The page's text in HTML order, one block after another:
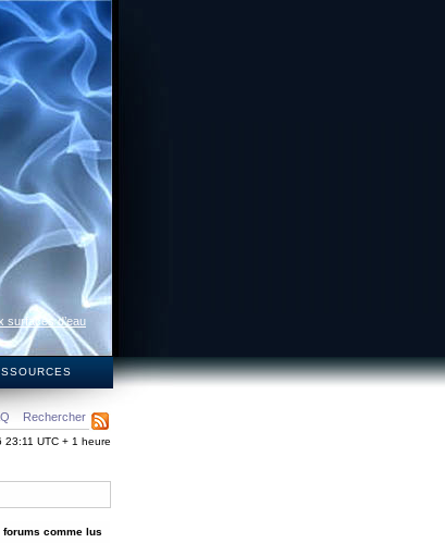
surfaces d’eau
Rechercher
23:11 UTC + 1 heure
forums comme lus